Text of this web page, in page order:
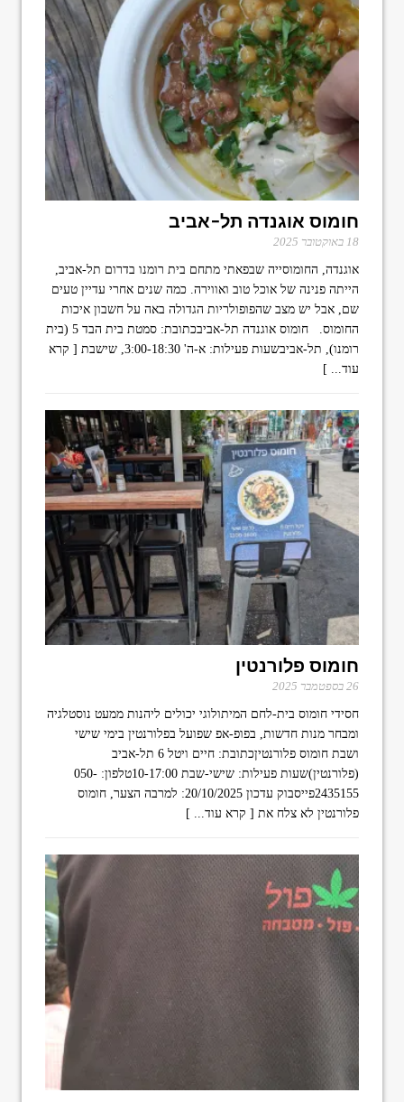
חומוס אוגנדה תל-אביב
18 באוקטובר 2025
אוגנדה, החומוסייה שבפאתי מתחם בית רומנו בדרום תל-אביב,
הייתה פנינה של אוכל טוב ואווירה. כמה שנים אחרי עדיין טעים
שם, אבל יש מצב שהפופולריות הגדולה באה על חשבון איכות
החומוס. חומוס אוגנדה תל-אביבכתובת: סמטת בית הבד 5 (בית
רומנו), תל-אביבשעות פעילות: א-ה' 3:00-18:30, שישבת
[ קרא
עוד... ]
חומוס פלורנטין
26 בספטמבר 2025
חסידי חומוס בית-לחם המיתולוגי יכולים ליהנות ממעט נוסטלגיה
ומבחר מנות חדשות, בפופ-אפ שפועל בפלורנטין בימי שישי
ושבת חומוס פלורנטיןכתובת: חיים ויטל 6 תל-אביב
(פלורנטין)שעות פעילות: שישי-שבת 10-17:00טלפון: 050-
2435155פייסבוק עדכון 20/10/2025: למרבה הצער, חומוס
פלורנטין לא צלח את [ קרא עוד... ]